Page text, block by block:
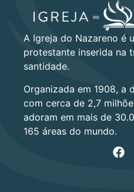
A Igreja do Nazareno é
protestante inserida na
santidade.
Organizada em 1908, a
com cerca de 2,7
adoram em mais de
165 áreas do mundo.